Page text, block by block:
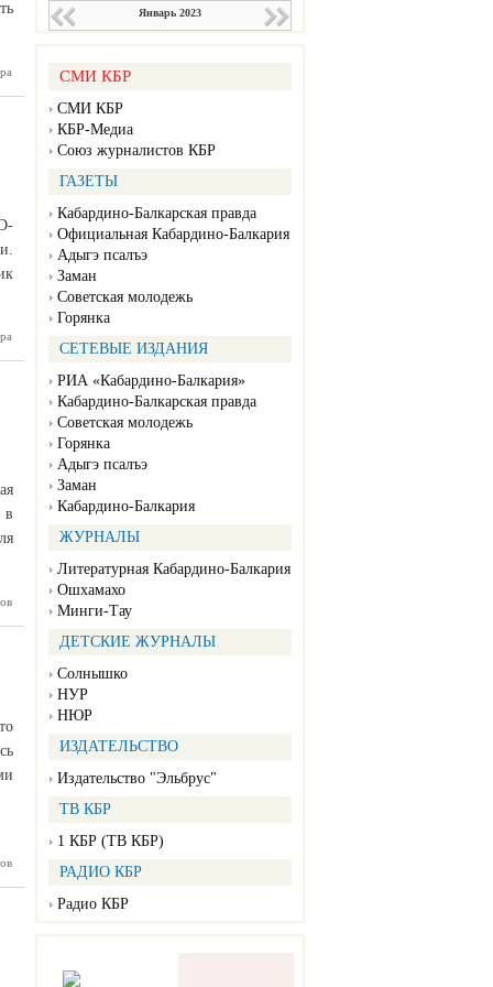
Январь 2023
СМИ КБР
СМИ КБР
КБР-Медиа
Союз журналистов КБР
ГАЗЕТЫ
Кабардино-Балкарская правда
Официальная Кабардино-Балкария
Адыгэ псалъэ
Заман
Советская молодежь
Горянка
СЕТЕВЫЕ ИЗДАНИЯ
РИА «Кабардино-Балкария»
Кабардино-Балкарская правда
Советская молодежь
Горянка
Адыгэ псалъэ
Заман
Кабардино-Балкария
ЖУРНАЛЫ
Литературная Кабардино-Балкария
Ошхамахо
Минги-Тау
ДЕТСКИЕ ЖУРНАЛЫ
Солнышко
НУР
НЮР
ИЗДАТЕЛЬСТВО
Издательство "Эльбрус"
ТВ КБР
1 КБР (ТВ КБР)
РАДИО КБР
Радио КБР
штаб в
в